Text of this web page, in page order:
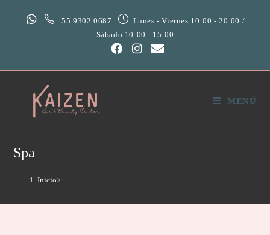
55 9302 0687
Lunes - Viernes 10:00 - 20:00 /
Sábado 10:00 - 15:00
MENÚ
Spa
Inicio>